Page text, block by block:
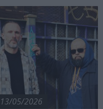
13/05/2026